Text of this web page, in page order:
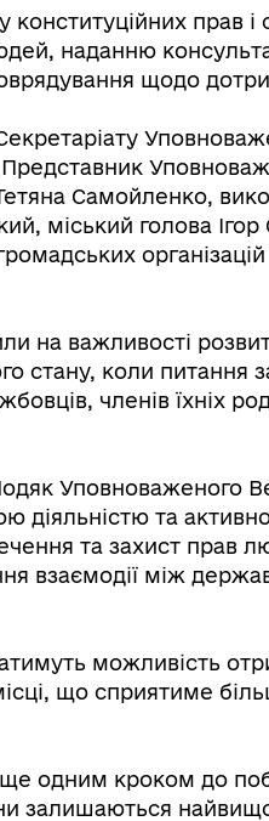
прав і
наданню
щодо
Самойленко,
міський голова
на важливості
стану, коли питання
членів їхніх
Уповноваженого
діяльністю та
та захист прав
взаємодії між
можливість
що сприятиме
ще одним кроком до
залишаються